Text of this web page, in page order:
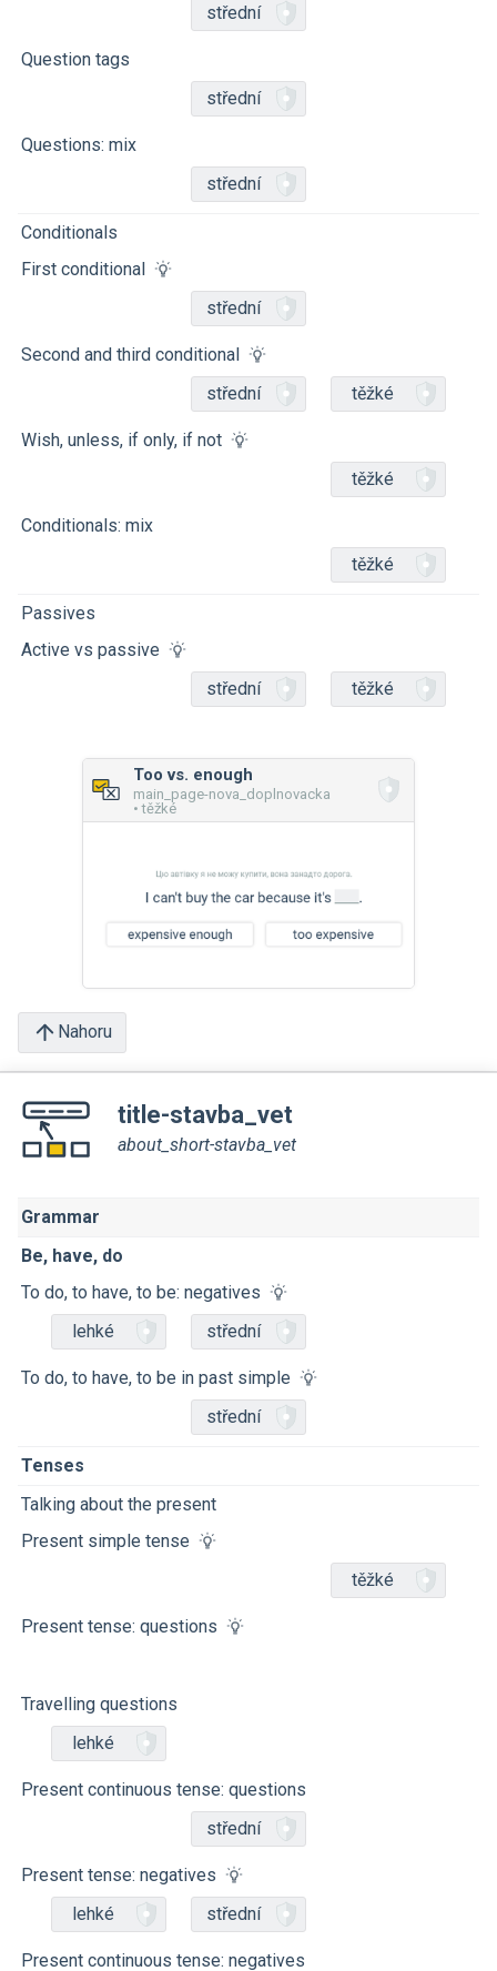
střední
Question tags
střední
Questions: mix
střední
Conditionals
First conditional
střední
Second and third conditional
střední
těžké
Wish, unless, if only, if not
těžké
Conditionals: mix
těžké
Passives
Active vs passive
střední
těžké
Too vs. enough
main_page-nova_doplnovacka
• těžké
Nahoru
title-stavba_vet
about_short-stavba_vet
Grammar
Be, have, do
To do, to have, to be: negatives
lehké
střední
To do, to have, to be in past simple
střední
Tenses
Talking about the present
Present simple tense
těžké
Present tense: questions
Travelling questions
lehké
Present continuous tense: questions
střední
Present tense: negatives
lehké
střední
Present continuous tense: negatives